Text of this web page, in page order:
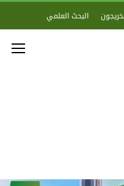
البحث العلمي